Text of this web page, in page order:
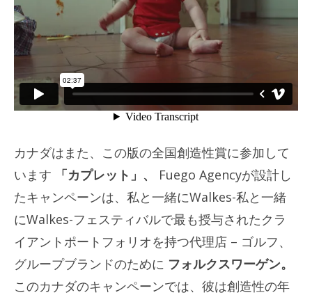
カナダはまた、この版の全国創造性賞に参加して
います 「カプレット」、
Fuego Agencyが設計し
たキャンペーンは、私と一緒にWalkes-私と一緒
にWalkes-フェスティバルで最も授与されたクラ
イアントポートフォリオを持つ代理店 – ゴルフ、
グループブランドのために フォルクスワーゲン。
このカナダのキャンペーンでは、彼は創造性の年